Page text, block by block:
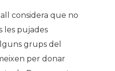
considera que no
les pujades
grups del
per donar